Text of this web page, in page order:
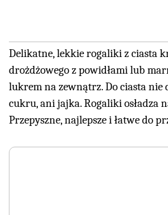
Delikatne, lekkie rogaliki z ciasta
drożdżowego z powidłami lub
lukrem na zewnątrz. Do ciasta nie
cukru, ani jajka. Rogaliki osładza
Przepyszne, najlepsze i łatwe do